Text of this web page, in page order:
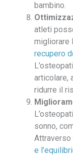
bambino.
atleti
migliorare
recupero
articolare,
ridurre il
sonno,
Attraverso
e